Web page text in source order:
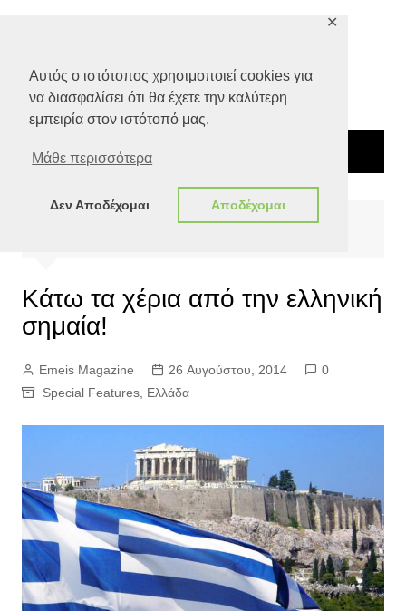
Αυτός ο ιστότοπος χρησιμοποιεί cookies για
να διασφαλίσει ότι θα έχετε την καλύτερη
εμπειρία στον ιστότοπό μας.
Μάθε περισσότερα
Δεν Αποδέχομαι Αποδέχομαι
✕
Special Features
Κάτω τα χέρια από την ελληνική
σημαία!
Emeis Magazine 26 Αυγούστου, 2014
0
Special Features, Ελλάδα